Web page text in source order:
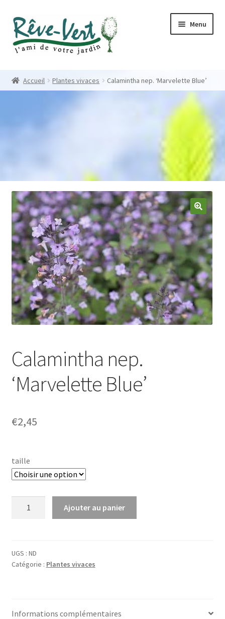
Skip
to
navigation
Skip
to
content
Menu
Accueil Plantes vivaces Calamintha nep. ‘Marvelette Blue’
Calamintha nep.
‘Marvelette Blue’
€2,45
taille
'Marvelette
Blue'
Ajouter au panier
UGS : ND
Catégorie : Plantes vivaces
Informations complémentaires